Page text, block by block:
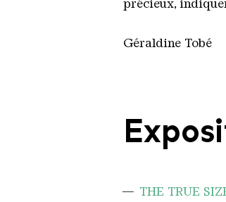
précieux,
Géraldine Tobé
THE TRUE